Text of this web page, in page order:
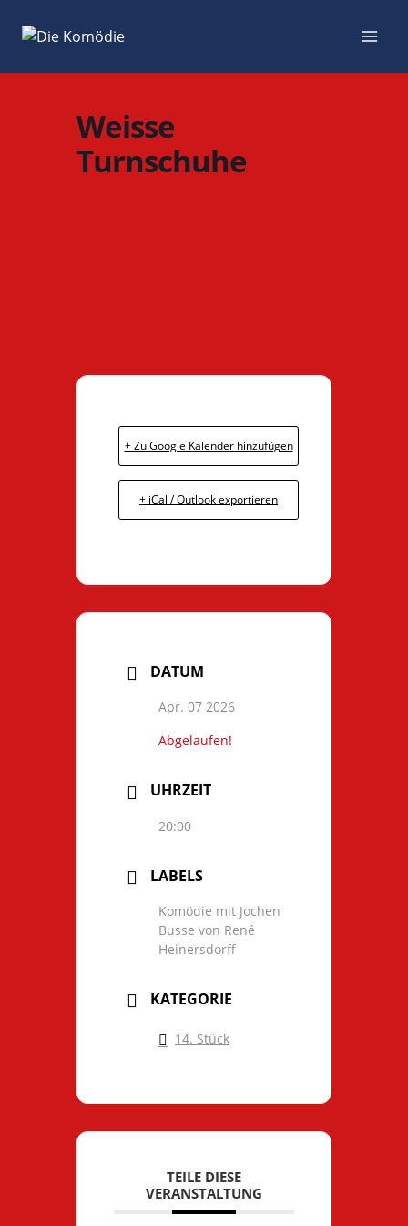
Inhalt
Weisse
Turnschuhe
+ Zu Google Kalender hinzufügen
+ iCal / Outlook exportieren
DATUM
Apr. 07 2026
Abgelaufen!
UHRZEIT
20:00
LABELS
Komödie mit Jochen
Busse von René
Heinersdorff
KATEGORIE
14. Stück
TEILE DIESE
VERANSTALTUNG